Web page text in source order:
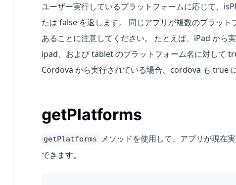
ユーザー実行しているプラットフォームに応じて、
たは false を返します。 同じアプリが複数のプラッ
あることに注意してください。 たとえば、iPad から
ipad、および tablet のプラットフォーム名に対して
Cordova から実行されている場合、cordova も true に
getPlatforms
getPlatforms
メソッドを使用して、アプリが現在
できます。